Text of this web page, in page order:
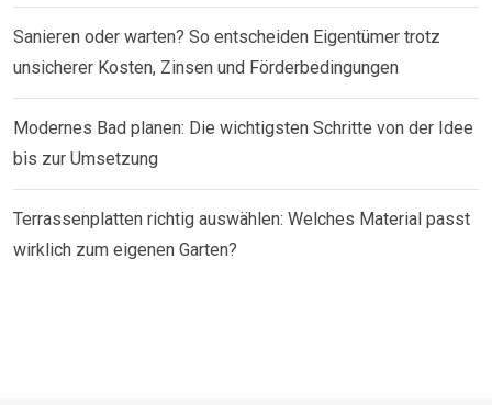
Sanieren oder warten? So entscheiden Eigentümer trotz
unsicherer Kosten, Zinsen und Förderbedingungen
Modernes Bad planen: Die wichtigsten Schritte von der Idee
bis zur Umsetzung
Terrassenplatten richtig auswählen: Welches Material passt
wirklich zum eigenen Garten?